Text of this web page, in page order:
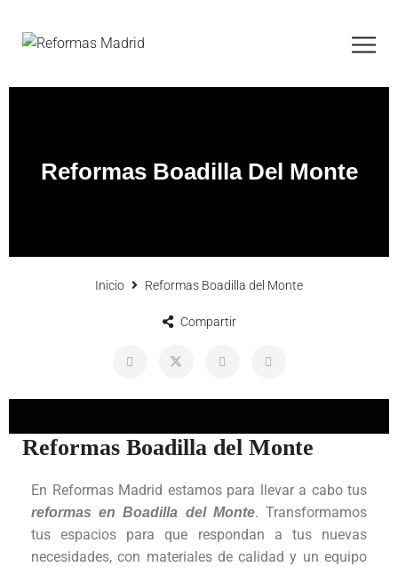
Reformas Boadilla Del Monte
Inicio Reformas Boadilla del Monte
Compartir
Reformas Boadilla del Monte
En Reformas Madrid estamos para llevar a cabo tus
reformas en Boadilla del Monte. Transformamos
tus espacios para que respondan a tus nuevas
necesidades, con materiales de calidad y un equipo